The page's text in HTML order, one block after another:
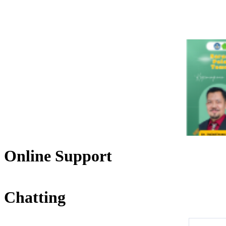
Online Support
Chatting